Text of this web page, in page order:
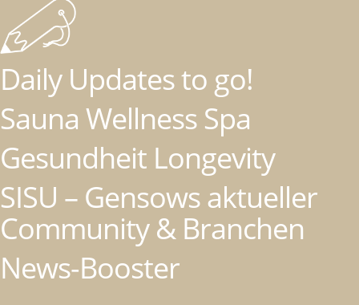
Daily Updates to go!
Sauna Wellness Spa
Gesundheit Longevity
SISU – Gensows aktueller
Community & Branchen
News-Booster